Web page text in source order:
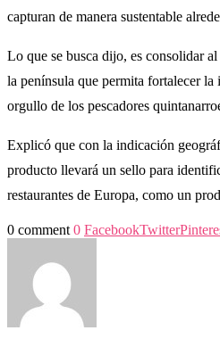
capturan de manera sustentable
Lo que se busca dijo, es consolidar
la península que permita fortalecer la
orgullo de los pescadores
Explicó que con la indicación
producto llevará un sello para
restaurantes de Europa, como un
0 comment 0 FacebookTwitter